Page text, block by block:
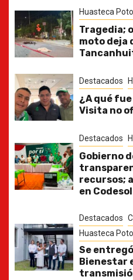
Huasteca
Tragedia;
moto deja
Destacados
¿A qué fue
Visita no
Destacados
Gobierno
recursos;
en Codesol
Destacados
Huasteca
Se
Bienestar